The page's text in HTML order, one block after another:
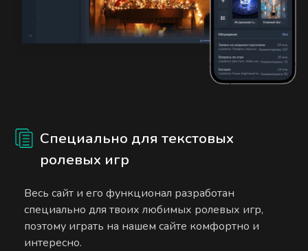
Специально для текстовых
ролевых игр
Весь сайт и его функционал разработан
специально для твоих любимых ролевых игр,
поэтому играть на нашем сайте комфортно и
интересно.